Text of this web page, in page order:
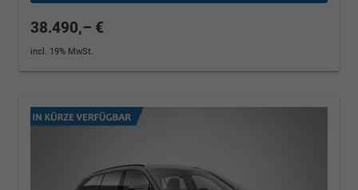
38.490,– €
incl. 19% MwSt.